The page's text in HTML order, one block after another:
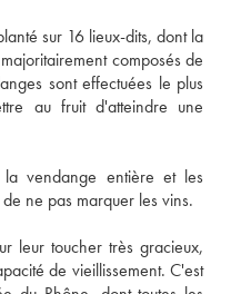
sur 16 lieux-dits, dont la
composés de
sont effectuées le plus
au fruit d'atteindre une
vendange entière et les
ne pas marquer les vins.
leur toucher très gracieux,
de vieillissement. C'est